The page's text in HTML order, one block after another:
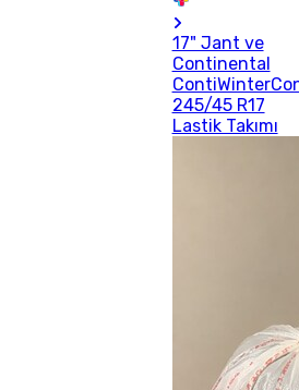
17" Jant ve
Continental
245/45 R17
Lastik Takımı